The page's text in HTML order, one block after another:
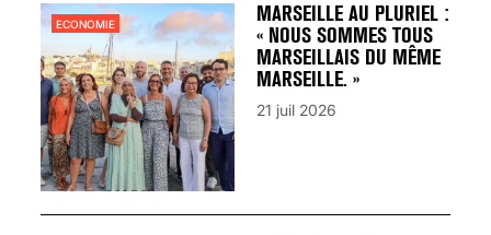
MARSEILLE AU PLURIEL :
« NOUS SOMMES TOUS
MARSEILLAIS DU MÊME
MARSEILLE. »
ECONOMIE
21 juil 2026